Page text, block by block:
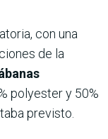
con una
de la
polyester y 50%
previsto.